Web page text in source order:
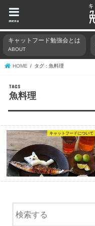
menu
キャットフード勉強会とは
ABOUT
HOME タグ : 魚料理
魚料理
キャットフードについて